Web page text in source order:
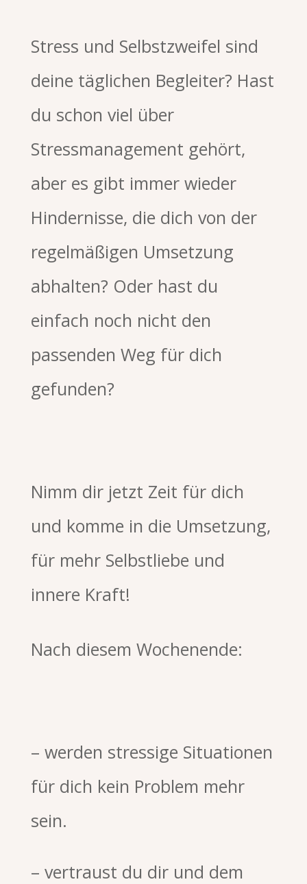
Stress und Selbstzweifel sind
deine täglichen Begleiter? Hast
du schon viel über
Stressmanagement gehört,
aber es gibt immer wieder
Hindernisse, die dich von der
regelmäßigen Umsetzung
abhalten? Oder hast du
einfach noch nicht den
passenden Weg für dich
gefunden?
Nimm dir jetzt Zeit für dich
und komme in die Umsetzung,
für mehr Selbstliebe und
innere Kraft!
Nach diesem Wochenende:
– werden stressige Situationen
für dich kein Problem mehr
sein.
– vertraust du dir und dem